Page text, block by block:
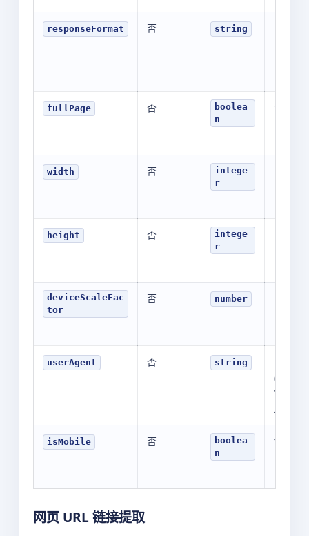
responseFormat 否 string base64
fullPage 否
boolea
n
true
width 否
intege
r
1920
height 否
intege
r
1080
deviceScaleFac
tor
否 number 1
userAgent 否 string
Win64;
isMobile 否
boolea
n
false
网页 URL 链接提取